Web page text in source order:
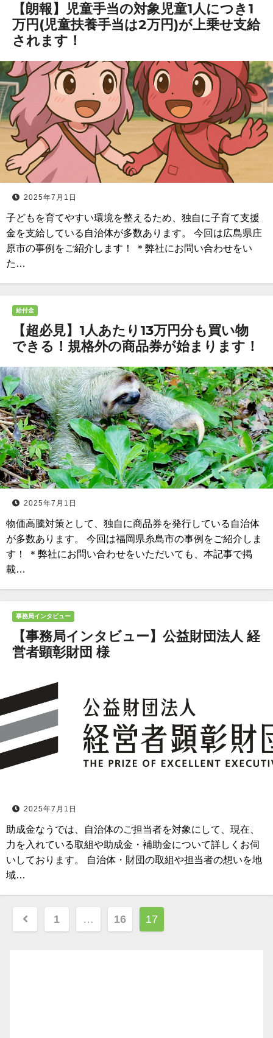
【朗報】児童手当の対象児童1人につき1
万円(児童扶養手当は2万円)が上乗せ支給
されます！
2025年7月1日
子どもを育てやすい環境を整えるため、独自に子育て支援
金を支給している自治体が多数あります。 今回は広島県庄
原市の事例をご紹介します！ ＊弊社にお問い合わせをい
た…
給付金
【超必見】1人あたり13万円分も買い物
できる！規格外の商品券が始まります！
2025年7月1日
物価高騰対策として、独自に商品券を発行している自治体
が多数あります。 今回は福岡県糸島市の事例をご紹介しま
す！ ＊弊社にお問い合わせをいただいても、本記事で掲
載…
事務局インタビュー
【事務局インタビュー】公益財団法人 経
営者顕彰財団 様
2025年7月1日
助成金なうでは、自治体のご担当者を対象にして、現在、
力を入れている取組や助成金・補助金について詳しくお伺
いしております。 自治体・財団の取組や担当者の想いを地
域…
稿
1 … 16 17